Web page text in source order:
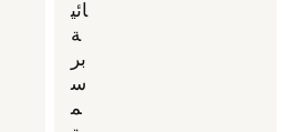
ائي
ة
بر
س
م